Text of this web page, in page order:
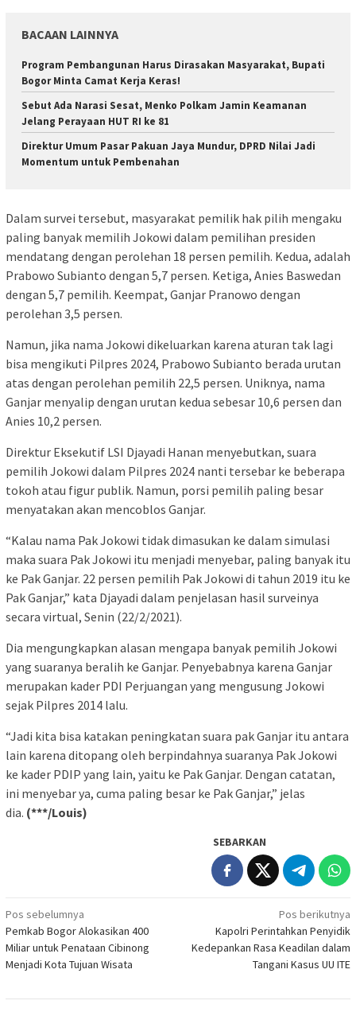
BACAAN LAINNYA
Program Pembangunan Harus Dirasakan Masyarakat, Bupati
Bogor Minta Camat Kerja Keras!
Sebut Ada Narasi Sesat, Menko Polkam Jamin Keamanan
Jelang Perayaan HUT RI ke 81
Direktur Umum Pasar Pakuan Jaya Mundur, DPRD Nilai Jadi
Momentum untuk Pembenahan
Dalam survei tersebut, masyarakat pemilik hak pilih mengaku
paling banyak memilih Jokowi dalam pemilihan presiden
mendatang dengan perolehan 18 persen pemilih. Kedua, adalah
Prabowo Subianto dengan 5,7 persen. Ketiga, Anies Baswedan
dengan 5,7 pemilih. Keempat, Ganjar Pranowo dengan
perolehan 3,5 persen.
Namun, jika nama Jokowi dikeluarkan karena aturan tak lagi
bisa mengikuti Pilpres 2024, Prabowo Subianto berada urutan
atas dengan perolehan pemilih 22,5 persen. Uniknya, nama
Ganjar menyalip dengan urutan kedua sebesar 10,6 persen dan
Anies 10,2 persen.
Direktur Eksekutif LSI Djayadi Hanan menyebutkan, suara
pemilih Jokowi dalam Pilpres 2024 nanti tersebar ke beberapa
tokoh atau figur publik. Namun, porsi pemilih paling besar
menyatakan akan mencoblos Ganjar.
“Kalau nama Pak Jokowi tidak dimasukan ke dalam simulasi
maka suara Pak Jokowi itu menjadi menyebar, paling banyak itu
ke Pak Ganjar. 22 persen pemilih Pak Jokowi di tahun 2019 itu ke
Pak Ganjar,” kata Djayadi dalam penjelasan hasil surveinya
secara virtual, Senin (22/2/2021).
Dia mengungkapkan alasan mengapa banyak pemilih Jokowi
yang suaranya beralih ke Ganjar. Penyebabnya karena Ganjar
merupakan kader PDI Perjuangan yang mengusung Jokowi
sejak Pilpres 2014 lalu.
“Jadi kita bisa katakan peningkatan suara pak Ganjar itu antara
lain karena ditopang oleh berpindahnya suaranya Pak Jokowi
ke kader PDIP yang lain, yaitu ke Pak Ganjar. Dengan catatan,
ini menyebar ya, cuma paling besar ke Pak Ganjar,” jelas
dia. (***/Louis)
SEBARKAN
Navigasi
pos
Pos sebelumnya
Pemkab Bogor Alokasikan 400
Miliar untuk Penataan Cibinong
Menjadi Kota Tujuan Wisata
Pos berikutnya
Kapolri Perintahkan Penyidik
Kedepankan Rasa Keadilan dalam
Tangani Kasus UU ITE